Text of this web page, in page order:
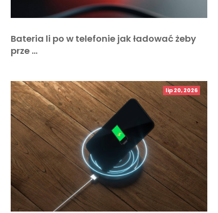
Bateria li po w telefonie jak ładować żeby
prze …
lip 20, 2026